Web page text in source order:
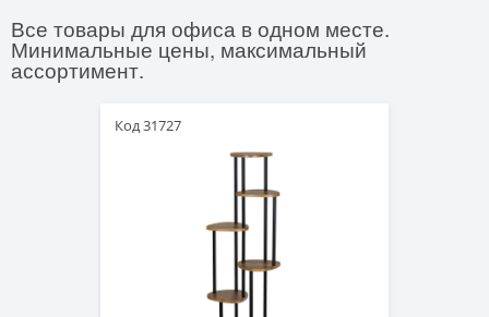
Все товары для офиса в одном месте.
Минимальные цены, максимальный
ассортимент.
Код 31727